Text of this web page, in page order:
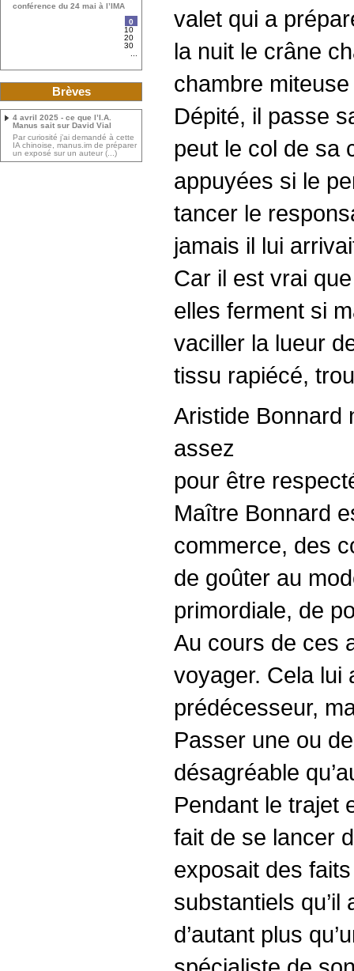
valet qui a
la nuit le crâne
chambre
Dépité, il passe
peut le col de sa
appuyées si le
tancer le
jamais il lui
Car il est vrai
elles ferment si
vaciller la lueur
tissu rapiécé,
Aristide Bonnard
assez
pour être
Maître Bonnard
commerce, des
de goûter au
primordiale, de
Au cours de ces
voyager. Cela lui
prédécesseur,
Passer une ou
désagréable
Pendant le trajet
fait de se lancer
exposait des
substantiels
d’autant plus
conférence du 24 mai à l’IMA
0
10
20
30
Brèves
4 avril 2025 - ce que l’I.A.
Manus sait sur David Vial
Par curiosité j’ai demandé à cette
IA chinoise, manus.im de préparer
un exposé sur un auteur (...)